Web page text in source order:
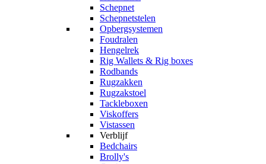
Schepnet
Schepnetstelen
Opbergsystemen
Foudralen
Hengelrek
Rig Wallets & Rig boxes
Rodbands
Rugzakken
Rugzakstoel
Tackleboxen
Viskoffers
Vistassen
Verblijf
Bedchairs
Brolly's